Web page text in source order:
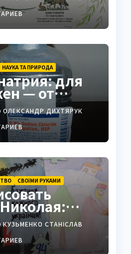
НАУКА ТА ПРИРОДА
для
— от
до
ОЛЕКСАНДР ДИХТЯРУК
СВОЇМИ РУКАМИ
КУЗЬМЕНКО СТАНІСЛАВ